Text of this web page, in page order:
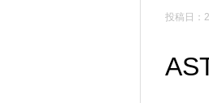
投稿日：